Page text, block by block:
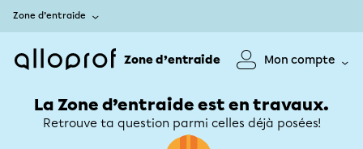
Zone d’entraide
Zone d’entraide Mon compte
La Zone d’entraide est en travaux.
Retrouve ta question parmi celles déjà posées!